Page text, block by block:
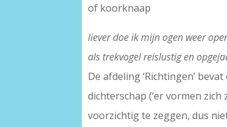
of koorknaap
liever doe ik mijn ogen weer
als trekvogel reislustig en
De afdeling ‘Richtingen’
dichterschap (‘er vormen
voorzichtig te zeggen, dus